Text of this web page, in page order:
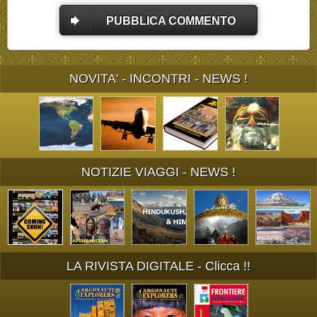
PUBBLICA COMMENTO
NOVITA' - INCONTRI - NEWS !
NOTIZIE VIAGGI - NEWS !
LA RIVISTA DIGITALE - Clicca !!